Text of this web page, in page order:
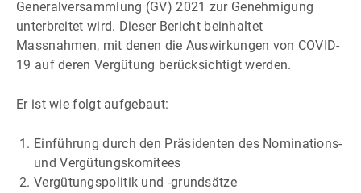
Generalversammlung (GV) 2021 zur Genehmigung
unterbreitet wird. Dieser Bericht beinhaltet
Massnahmen, mit denen die Auswirkungen von COVID-
19 auf deren Vergütung berücksichtigt werden.
Er ist wie folgt aufgebaut:
Einführung durch den Präsidenten des Nominations-
und Vergütungskomitees
Vergütungspolitik und -grundsätze